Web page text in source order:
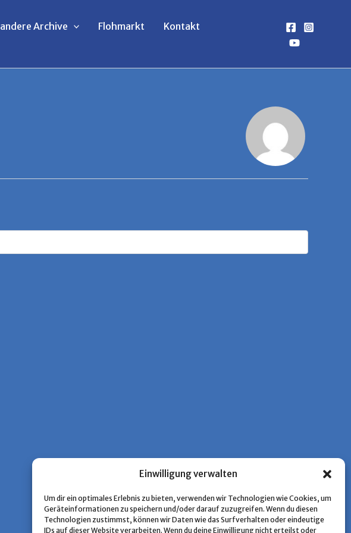
Einwilligung verwalten
Um dir ein optimales Erlebnis zu bieten, verwenden wir Technologien wie Cookies, um
Geräteinformationen zu speichern und/oder darauf zuzugreifen. Wenn du diesen
Technologien zustimmst, können wir Daten wie das Surfverhalten oder eindeutige
IDs auf dieser Website verarbeiten. Wenn du deine Einwilligung nicht erteilst oder
andere Archive Flohmarkt
Kontakt